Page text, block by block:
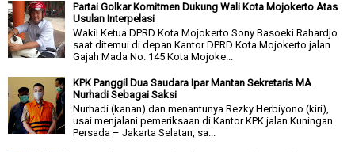
Partai Golkar Komitmen Dukung Wali Kota Mojokerto Atas
Usulan Interpelasi
Wakil Ketua DPRD Kota Mojokerto Sony Basoeki Rahardjo
saat ditemui di depan Kantor DPRD Kota Mojokerto jalan
Gajah Mada No. 145 Kota Mojoke...
KPK Panggil Dua Saudara Ipar Mantan Sekretaris MA
Nurhadi Sebagai Saksi
Nurhadi (kanan) dan menantunya Rezky Herbiyono (kiri),
usai menjalani pemeriksaan di Kantor KPK jalan Kuningan
Persada – Jakarta Selatan, sa...